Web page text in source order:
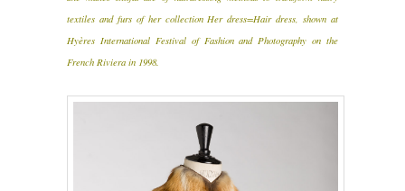
textiles and furs of her collection Her dress=Hair dress, shown at
Hyères International Festival of Fashion and Photography on the
French Riviera in 1998.